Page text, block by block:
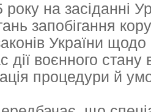
на засіданні
запобігання
України
дії воєнного
процедури й